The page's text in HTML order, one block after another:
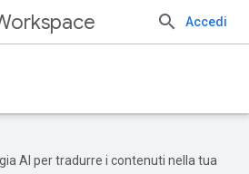
Accedi
AI per tradurre i contenuti nella tua